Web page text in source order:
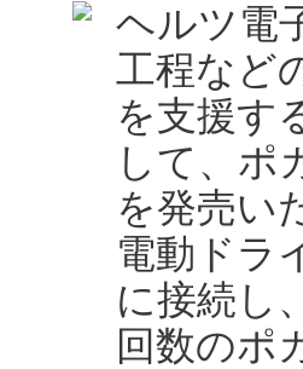
ヘルツ電
工程など
を支援す
して、ポ
を発売い
電動ドラ
に接続し
回数のポ